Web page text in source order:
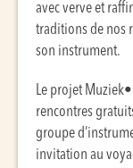
avec verve et
traditions de nos
son instrument.
Le projet
rencontres
groupe
invitation au